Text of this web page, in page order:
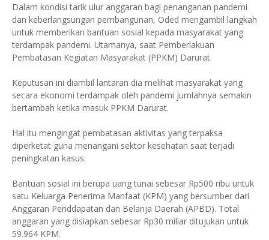
Dalam kondisi tarik ulur anggaran bagi penanganan pandemi
dan keberlangsungan pembangunan, Oded mengambil langkah
untuk memberikan bantuan sosial kepada masyarakat yang
terdampak pandemi. Utamanya, saat Pemberlakuan
Pembatasan Kegiatan Masyarakat (PPKM) Darurat.
Keputusan ini diambil lantaran dia melihat masyarakat yang
secara ekonomi terdampak oleh pandemi jumlahnya semakin
bertambah ketika masuk PPKM Darurat.
Hal itu mengingat pembatasan aktivitas yang terpaksa
diperketat guna menangani sektor kesehatan saat terjadi
peningkatan kasus.
Bantuan sosial ini berupa uang tunai sebesar Rp500 ribu untuk
satu Keluarga Penerima Manfaat (KPM) yang bersumber dari
Anggaran Penddapatan dan Belanja Daerah (APBD). Total
anggaran yang disiapkan sebesar Rp30 miliar ditujukan untuk
59.964 KPM.